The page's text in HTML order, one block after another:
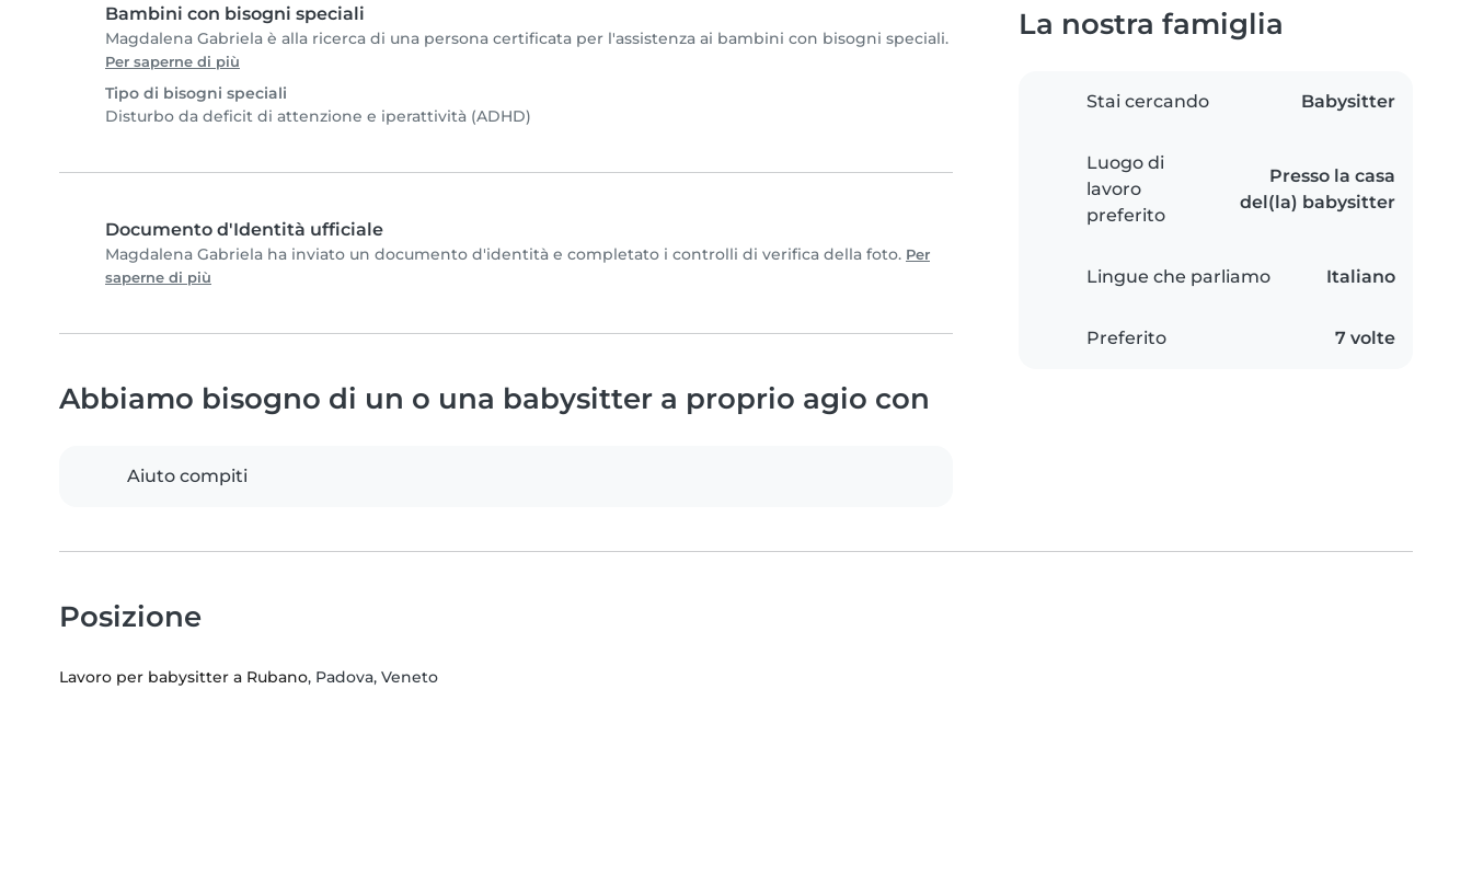
Bambini con bisogni speciali
Magdalena Gabriela è alla ricerca di una persona certificata per l'assistenza ai bambini con bisogni speciali.
Per saperne di più
Tipo di bisogni speciali
Disturbo da deficit di attenzione e iperattività (ADHD)
Documento d'Identità ufficiale
Magdalena Gabriela ha inviato un documento d'identità e completato i controlli di verifica della foto. Per
saperne di più
La nostra famiglia
Stai cercando Babysitter
Luogo di
lavoro
preferito
Presso la casa
del(la) babysitter
Lingue che parliamo Italiano
Preferito 7 volte
Abbiamo bisogno di un o una babysitter a proprio agio con
Aiuto compiti
Posizione
Lavoro per babysitter a Rubano, Padova, Veneto